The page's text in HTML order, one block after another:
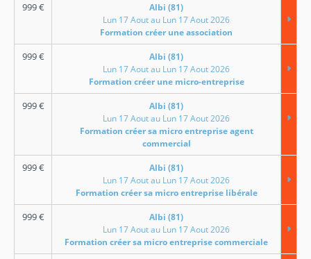
999€
Albi (81)
Lun 17 Aout au Lun 17 Aout 2026
Formation créer une association
999€
Albi (81)
Lun 17 Aout au Lun 17 Aout 2026
Formation créer une micro-entreprise
999€
Albi (81)
Lun 17 Aout au Lun 17 Aout 2026
Formation créer sa micro entreprise agent
commercial
999€
Albi (81)
Lun 17 Aout au Lun 17 Aout 2026
Formation créer sa micro entreprise libérale
999€
Albi (81)
Lun 17 Aout au Lun 17 Aout 2026
Formation créer sa micro entreprise commerciale